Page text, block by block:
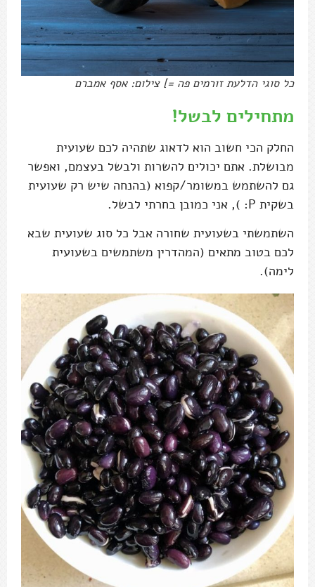
כל סוגי הדלעת זורמים פה =] צילום: אסף אמברם
מתחילים לבשל!
החלק הכי חשוב הוא לדאוג שתהיה לכם שעועית
מבושלת. אתם יכולים להשרות ולבשל בעצמם, ואפשר
גם להשתמש במשומר/קפוא (בהנחה שיש רק שעועית
בשקית P: ), אני כמובן בחרתי לבשל.
השתמשתי בשעועית שחורה אבל כל סוג שעועית שבא
לכם בטוב מתאים (המהדרין משתמשים בשעועית
לימה).